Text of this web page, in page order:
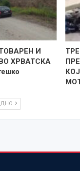
И
ХРВАТСКА